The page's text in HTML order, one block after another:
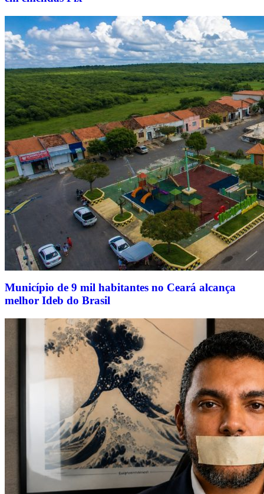
Município de 9 mil habitantes no Ceará alcança
melhor Ideb do Brasil